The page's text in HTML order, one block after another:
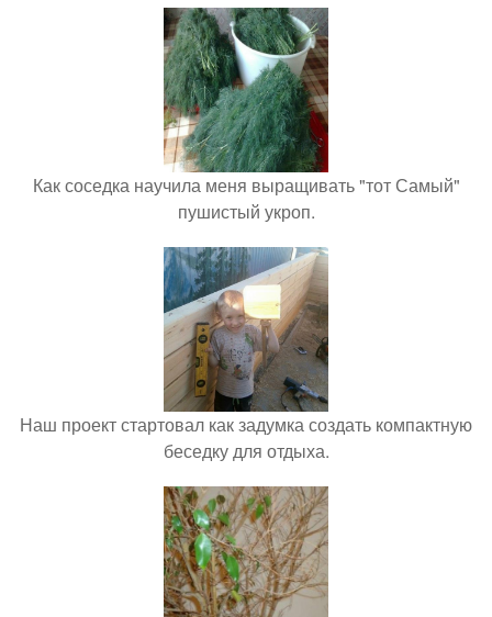
Как соседка научила меня выращивать "тот Самый"
пушистый укроп.
Наш проект стартовал как задумка создать компактную
беседку для отдыха.